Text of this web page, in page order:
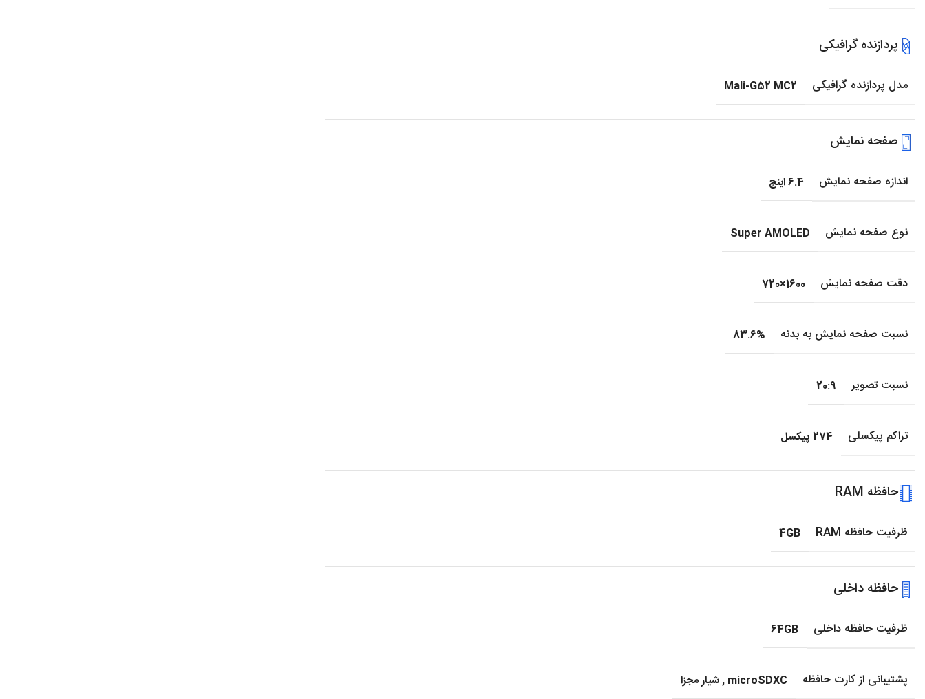
پردازنده گرافیکی
مدل پردازنده گرافیکی Mali-G52 MC2
صفحه نمایش
اندازه صفحه نمایش 6.4 اینچ
نوع صفحه نمایش Super AMOLED
دقت صفحه نمایش 1600×720
نسبت صفحه نمایش به بدنه 83.6%
نسبت تصویر 20:9
تراکم پیکسلی 274 پیکسل
حافظه RAM
ظرفیت حافظه RAM 4GB
حافظه داخلی
ظرفیت حافظه داخلی 64GB
پشتیبانی از کارت حافظه microSDXC
,شیار مجزا